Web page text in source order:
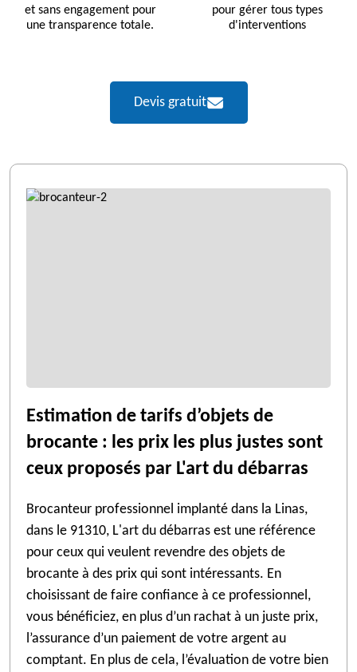
et sans engagement pour
une transparence totale.
pour gérer tous types
d'interventions
Devis gratuit
Estimation de tarifs d’objets de
brocante : les prix les plus justes sont
ceux proposés par L'art du débarras
Brocanteur professionnel implanté dans la Linas,
dans le 91310, L'art du débarras est une référence
pour ceux qui veulent revendre des objets de
brocante à des prix qui sont intéressants. En
choisissant de faire confiance à ce professionnel,
vous bénéficiez, en plus d’un rachat à un juste prix,
l’assurance d’un paiement de votre argent au
comptant. En plus de cela, l’évaluation de votre bien